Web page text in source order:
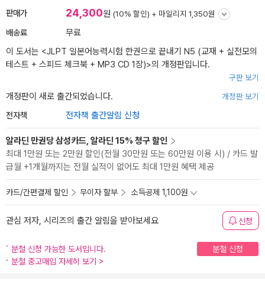
판매가 24,300원 (10% 할인) + 마일리지 1,350원
배송료
무료
이 도서는 <JLPT 일본어능력시험 한권으로 끝내기 N5 (교재 + 실전모의
테스트 + 스피드 체크북 + MP3 CD 1장)>의 개정판입니다.
구판 보기
개정판이 새로 출간되었습니다. 개정판 보기
전자책 전자책 출간알림 신청
알라딘 만권당 삼성카드, 알라딘 15% 청구 할인
최대 1만원 또는 2만원 할인(전월 30만원 또는 60만원 이용 시) / 카드 발
급월 +1개월까지는 전월 실적이 없어도 최대 1만원 혜택 제공
카드/간편결제 할인 무이자 할부 소득공제 1,100원
관심 저자, 시리즈의 출간 알림을 받아보세요 신청
분철 신청 가능한 도서입니다.
분철 신청
분철 중고매입 자세히 보기 >